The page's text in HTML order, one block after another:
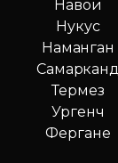
Навои
Нукус
Наманган
Самарканд
Термез
Ургенч
Фергане